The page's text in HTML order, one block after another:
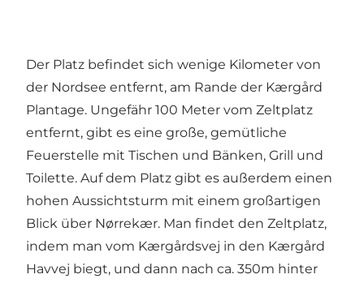
Der Platz befindet sich wenige Kilometer von
der Nordsee entfernt, am Rande der Kærgård
Plantage. Ungefähr 100 Meter vom Zeltplatz
entfernt, gibt es eine große, gemütliche
Feuerstelle mit Tischen und Bänken, Grill und
Toilette. Auf dem Platz gibt es außerdem einen
hohen Aussichtsturm mit einem großartigen
Blick über Nørrekær. Man findet den Zeltplatz,
indem man vom Kærgårdsvej in den Kærgård
Havvej biegt, und dann nach ca. 350m hinter